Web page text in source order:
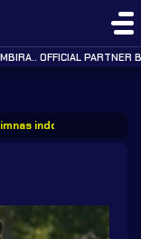
OFFICIAL PARTNER
indonesia vs